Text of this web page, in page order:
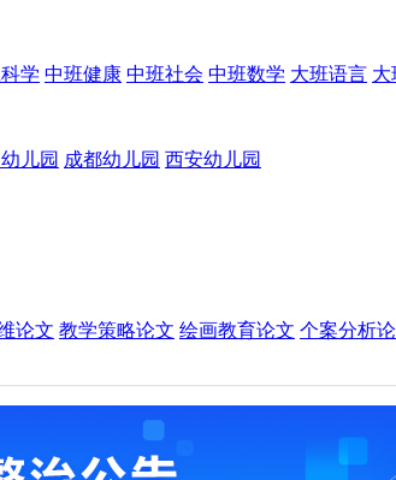
学 中班健康 中班社会 中班数学 大班语言 大
儿园 成都幼儿园 西安幼儿园
论文 教学策略论文 绘画教育论文 个案分析